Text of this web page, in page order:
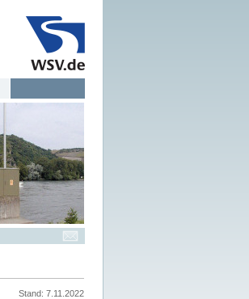
Stand: 7.11.2022